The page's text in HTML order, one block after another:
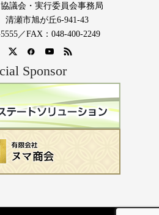
議会・実行委員会事務局
清瀬市旭が丘6-941-43
／FAX：048-400-2249
Sponsor